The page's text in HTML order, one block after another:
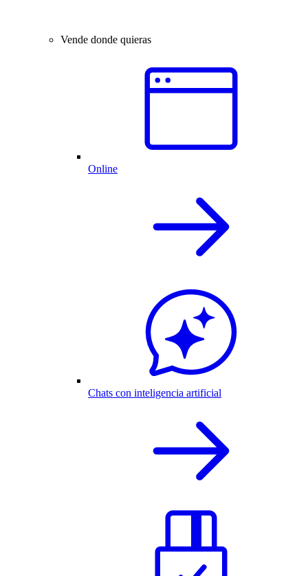
Vende donde quieras
Online
Chats con inteligencia artificial